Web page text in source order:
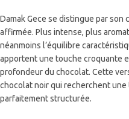
Damak Gece se distingue par
affirmée. Plus intense, plus
néanmoins l’équilibre
apportent une touche croquante
profondeur du chocolat. Cette
chocolat noir qui recherchent
parfaitement structurée.